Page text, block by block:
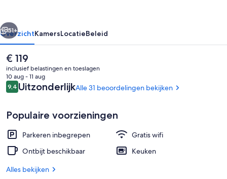
Terrein van de accommodatie
Volgende
51+
OverzichtKamersLocatieBeleid
De
huidige
prijs
is
€ 119
€ 119
inclusief belastingen en toeslagen
10 aug - 11 aug
Beoordelingen
9,49,4 op 10 –
UitzonderlijkAlle 31 beoordelingen bekijken
Populaire voorzieningen
Parkeren inbegrepen
Gratis wifi
Ontbijt beschikbaar
Keuken
Alles bekijken